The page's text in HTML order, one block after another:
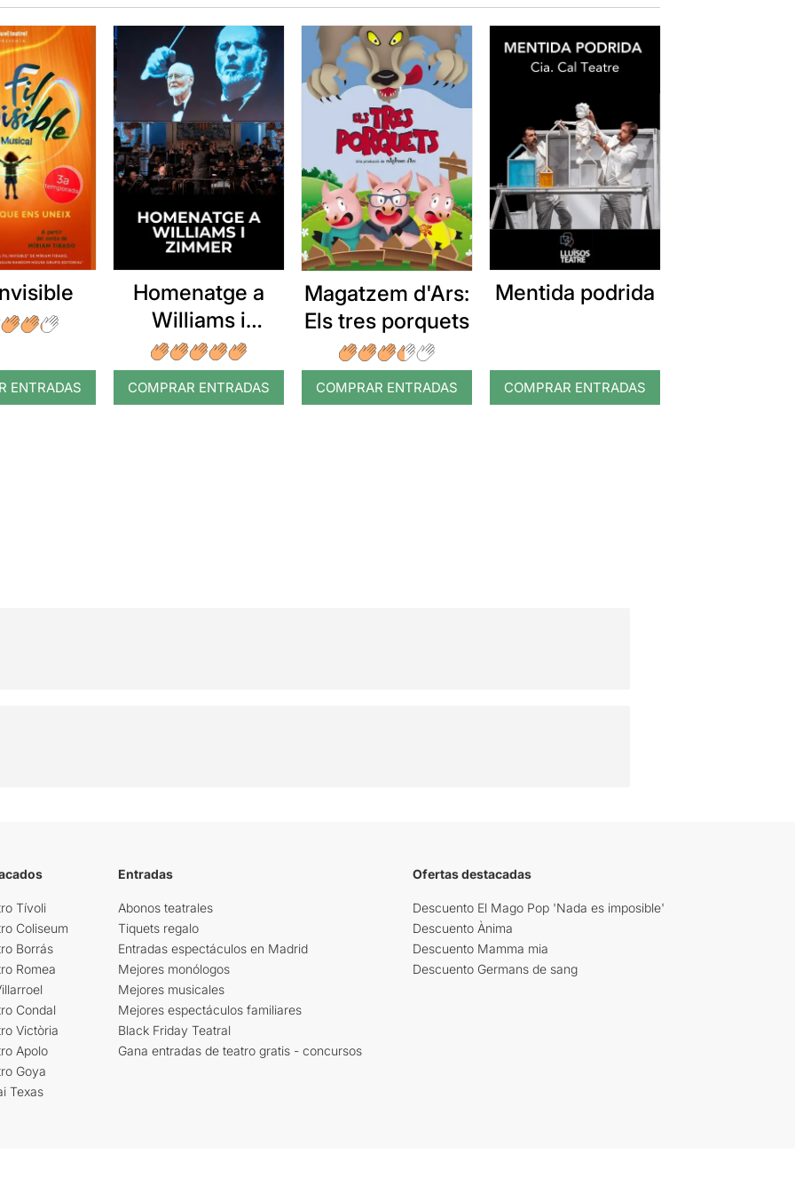
ENTRADAS
Homenatge a
Williams i
Zimmer
COMPRAR ENTRADAS
Magatzem d'Ars:
Els tres porquets
COMPRAR ENTRADAS
Mentida podrida
COMPRAR ENTRADAS
Tívoli
Coliseum
Borrás
Romea
Condal
Victòria
Apolo
Goya
Texas
Entradas
Abonos teatrales
Tiquets regalo
Entradas espectáculos en Madrid
Mejores monólogos
Mejores musicales
Mejores espectáculos familiares
Black Friday Teatral
Gana entradas de teatro gratis - concursos
Ofertas destacadas
Descuento El Mago Pop 'Nada es imposible'
Descuento Ànima
Descuento Mamma mia
Descuento Germans de sang